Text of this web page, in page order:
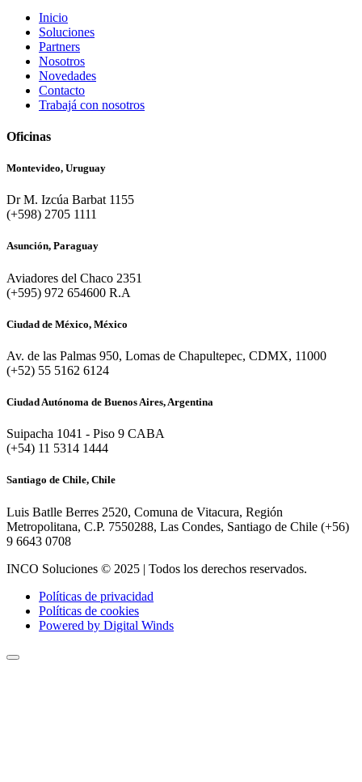
Inicio
Soluciones
Partners
Nosotros
Novedades
Contacto
Trabajá con nosotros
Oficinas
Montevideo, Uruguay
Dr M. Izcúa Barbat 1155
(+598) 2705 1111
Asunción, Paraguay
Aviadores del Chaco 2351
(+595) 972 654600 R.A
Ciudad de México, México
Av. de las Palmas 950, Lomas de Chapultepec, CDMX, 11000
(+52) 55 5162 6124
Ciudad Autónoma de Buenos Aires, Argentina
Suipacha 1041 - Piso 9 CABA
(+54) 11 5314 1444
Santiago de Chile, Chile
Luis Batlle Berres 2520, Comuna de Vitacura, Región
Metropolitana, C.P. 7550288, Las Condes, Santiago de Chile (+56)
9 6643 0708
INCO Soluciones © 2025 | Todos los derechos reservados.
Políticas de privacidad
Políticas de cookies
Powered by Digital Winds